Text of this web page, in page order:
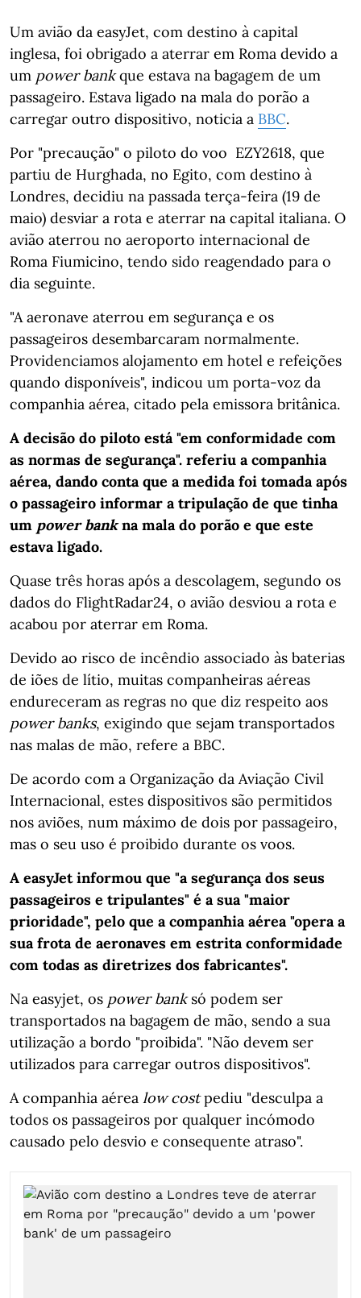
Um avião da easyJet, com destino à capital
inglesa, foi obrigado a aterrar em Roma devido a
um power bankque estava na bagagem de um
passageiro. Estava ligado na mala do porão a
carregar outro dispositivo, noticia a BBC.
Por "precaução" o piloto do voo EZY2618, que
partiu de Hurghada, no Egito, com destino à
Londres, decidiu na passada terça-feira (19 de
maio) desviar a rota e aterrar na capital italiana. O
avião aterrou no aeroporto internacional de
Roma Fiumicino, tendo sido reagendado para o
dia seguinte.
"A aeronave aterrou em segurança e os
passageiros desembarcaram normalmente.
Providenciamos alojamento em hotel e refeições
quando disponíveis", indicou um porta-voz da
companhia aérea, citado pela emissora britânica.
A decisão do piloto está "em conformidade com
as normas de segurança". referiu a companhia
aérea, dando conta que a medida foi tomada após
o passageiro informar a tripulação de que tinha
um power bankna mala do porão e que este
estava ligado.
Quase três horas após a descolagem, segundo os
dados do FlightRadar24, o avião desviou a rota e
acabou por aterrar em Roma.
Devido ao risco de incêndio associado às baterias
de iões de lítio, muitas companheiras aéreas
endureceram as regras no que diz respeito aos
power banks, exigindo que sejam transportados
nas malas de mão, refere a BBC.
De acordo com a Organização da Aviação Civil
Internacional, estes dispositivos são permitidos
nos aviões, num máximo de dois por passageiro,
mas o seu uso é proibido durante os voos.
A easyJet informou que "a segurança dos seus
passageiros e tripulantes" é a sua "maior
prioridade", pelo que a companhia aérea "opera a
sua frota de aeronaves em estrita conformidade
com todas as diretrizes dos fabricantes".
Na easyjet, os power banksó podem ser
transportados na bagagem de mão, sendo a sua
utilização a bordo "proibida". "Não devem ser
utilizados para carregar outros dispositivos".
A companhia aérea low costpediu "desculpa a
todos os passageiros por qualquer incómodo
causado pelo desvio e consequente atraso".